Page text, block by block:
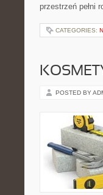
przestrzeń pełni
CATEGORIES:
POSTED BY